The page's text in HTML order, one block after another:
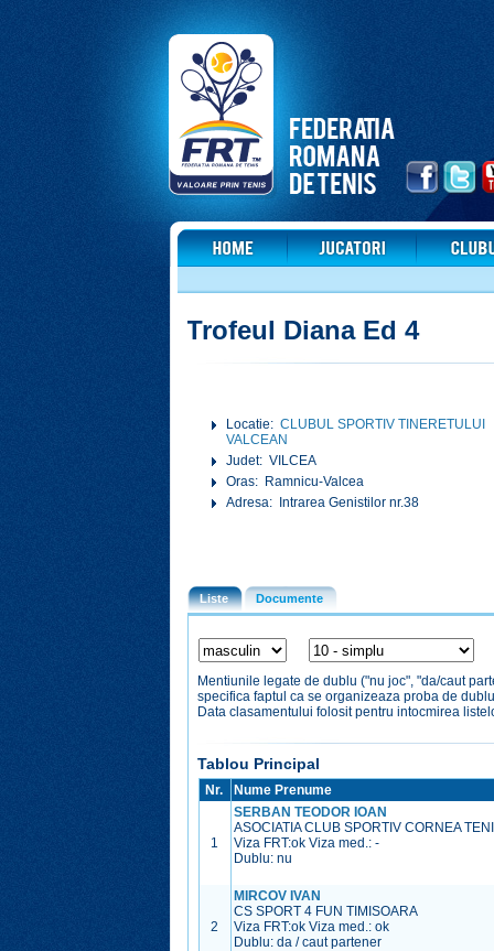
Trofeul Diana Ed 4
Locatie:CLUBUL SPORTIV TINERETULUI
VALCEAN
Judet: VILCEA
Oras: Ramnicu-Valcea
Adresa: Intrarea Genistilor nr.38
Liste Documente
Mentiunile legate de dublu ("nu joc", "da/caut
specifica faptul ca se organizeaza proba de
Data clasamentului folosit pentru intocmirea
Tablou Principal
Nr. Nume Prenume
1
SERBAN TEODOR IOAN
ASOCIATIA CLUB SPORTIV CORNEA
Viza FRT:ok Viza med.:-
Dublu: nu
2
MIRCOV IVAN
CS SPORT 4 FUN TIMISOARA
Viza FRT:ok Viza med.:ok
Dublu: da / caut partener